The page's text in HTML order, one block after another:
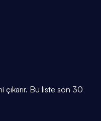
çıkarır. Bu liste son 30